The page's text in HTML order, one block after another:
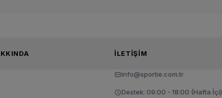
HAKKINDA İLETIŞIM
info@sportie.com.tr
Destek: 09:00 - 18:00 (Hafta İçi)